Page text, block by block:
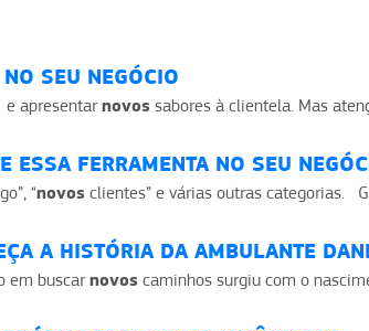
SEU NEGÓCIO
e apresentarnovos sabores à clientela. Mas
ESSA FERRAMENTA NO SEU
“novos clientes” e várias outras categorias.
A HISTÓRIA DA AMBULANTE
em buscarnovos caminhos surgiu com o